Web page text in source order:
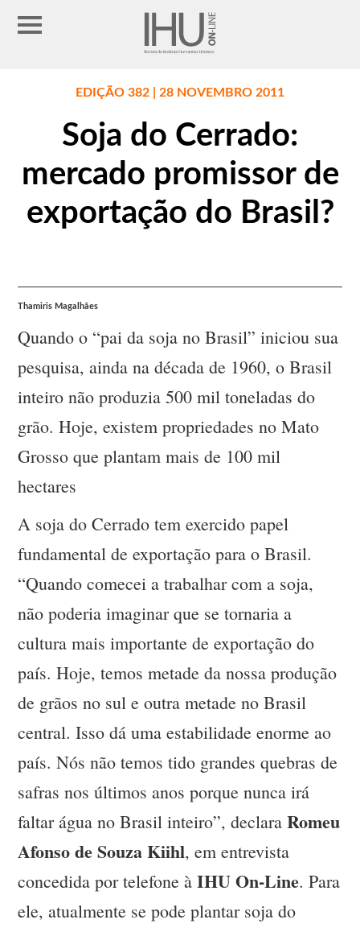
EDIÇÃO 382 | 28 NOVEMBRO 2011
Soja do Cerrado:
mercado promissor de
exportação do Brasil?
Thamiris Magalhães
Quando o “pai da soja no Brasil” iniciou sua
pesquisa, ainda na década de 1960, o Brasil
inteiro não produzia 500 mil toneladas do
grão. Hoje, existem propriedades no Mato
Grosso que plantam mais de 100 mil
hectares
A soja do Cerrado tem exercido papel
fundamental de exportação para o Brasil.
“Quando comecei a trabalhar com a soja,
não poderia imaginar que se tornaria a
cultura mais importante de exportação do
país. Hoje, temos metade da nossa produção
de grãos no sul e outra metade no Brasil
central. Isso dá uma estabilidade enorme ao
país. Nós não temos tido grandes quebras de
safras nos últimos anos porque nunca irá
faltar água no Brasil inteiro”, declaraRomeu
Afonso de Souza Kiihl, em entrevista
concedida por telefone àIHU On-Line. Para
ele, atualmente se pode plantar soja do